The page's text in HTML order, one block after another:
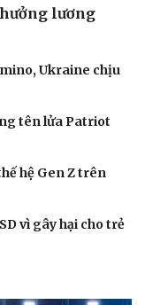
lương
Ukraine chịu
tên lửa Patriot
hệ Gen Z trên
vì gây hại cho trẻ